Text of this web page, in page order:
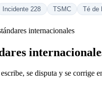
Incidente 228 TSMC Té de
internacionales
se disputa y se corrige